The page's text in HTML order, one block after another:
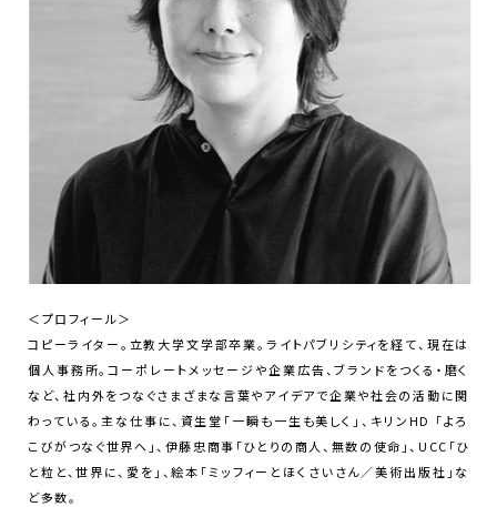
＜プロフィール＞
コピーライター。立教大学文学部卒業。ライトパブリシティを経て、現在は
個人事務所。コーポレートメッセージや企業広告、ブランドをつくる・磨く
など、社内外をつなぐさまざまな言葉やアイデアで企業や社会の活動に関
わっている。主な仕事に、資生堂「一瞬も一生も美しく」、キリンHD 「よろ
こびがつなぐ世界へ」、伊藤忠商事「ひとりの商人、無数の使命」、UCC「ひ
と粒と、世界に、愛を」、絵本「ミッフィーとほくさいさん／美術出版社」な
ど多数。